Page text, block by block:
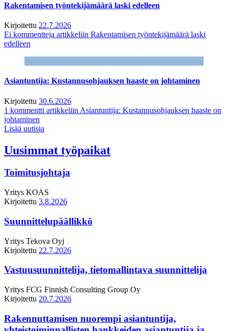
Rakentamisen työntekijämäärä laski edelleen
Kirjoitettu 22.7.2026
Ei kommentteja artikkeliin Rakentamisen työntekijämäärä laski
edelleen
Asiantuntija: Kustannusohjauksen haaste on johtaminen
Kirjoitettu 30.6.2026
1 kommentti artikkeliin Asiantuntija: Kustannusohjauksen haaste on
johtaminen
Lisää uutisia
Uusimmat työpaikat
Toimitusjohtaja
Yritys KOAS
Kirjoitettu 3.8.2026
Suunnittelupäällikkö
Yritys Tekova Oyj
Kirjoitettu 22.7.2026
Vastuusuunnittelija, tietomallintava suunnittelija
Yritys FCG Finnish Consulting Group Oy
Kirjoitettu 20.7.2026
Rakennuttamisen nuorempi asiantuntija,